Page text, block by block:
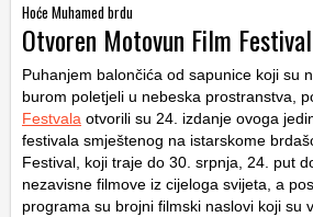
Hoće Muhamed brdu
Otvoren Motovun Film Festival
Puhanjem balončića od sapunice koji su
burom poletjeli u nebeska prostranstva,
Festvala otvorili su 24. izdanje ovoga
festivala smještenog na istarskome
Festival, koji traje do 30. srpnja, 24. put
nezavisne filmove iz cijeloga svijeta, a
programa su brojni filmski naslovi koji su